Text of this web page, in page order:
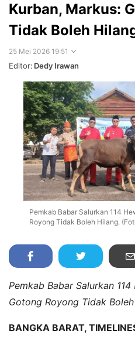
Kurban, Markus:
Tidak Boleh
25 Mei 2026 19:51
Editor: Dedy Irawan
Pemkab Babar Salurkan 114
Royong Tidak Boleh Hilang.
Pemkab Babar Salurkan 114
Gotong Royong Tidak
BANGKA BARAT,